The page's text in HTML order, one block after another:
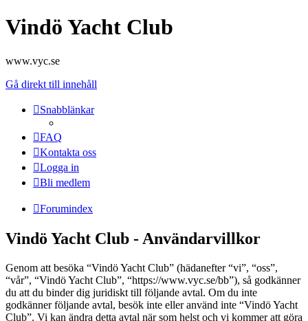
Vindö Yacht Club
www.vyc.se
Gå direkt till innehåll
Snabblänkar
FAQ
Kontakta oss
Logga in
Bli medlem
Forumindex
Vindö Yacht Club - Användarvillkor
Genom att besöka “Vindö Yacht Club” (hädanefter “vi”, “oss”,
“vår”, “Vindö Yacht Club”, “https://www.vyc.se/bb”), så godkänner
du att du binder dig juridiskt till följande avtal. Om du inte
godkänner följande avtal, besök inte eller använd inte “Vindö Yacht
Club”. Vi kan ändra detta avtal när som helst och vi kommer att göra